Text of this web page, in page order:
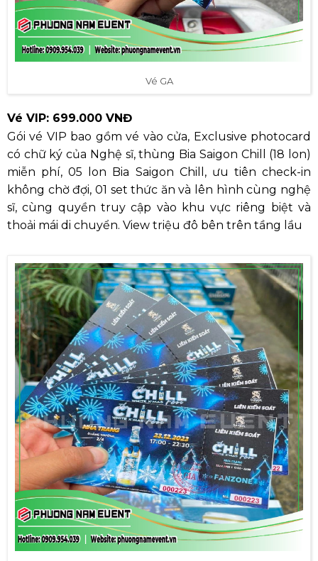
Vé GA
Vé VIP: 699.000 VNĐ
Gói vé VIP bao gồm vé vào cửa, Exclusive photocard
có chữ ký của Nghệ sĩ, thùng Bia Saigon Chill (18 lon)
miễn phí, 05 lon Bia Saigon Chill, ưu tiên check-in
không chờ đợi, 01 set thức ăn và lên hình cùng nghệ
sĩ, cùng quyền truy cập vào khu vực riêng biệt và
thoải mái di chuyển. View triệu đô bên trên tầng lầu